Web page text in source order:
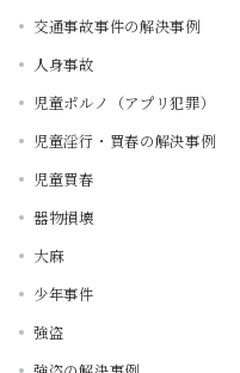
交通事故事件の解決事例
人身事故
児童ポルノ（アプリ犯罪）
児童淫行・買春の解決事例
児童買春
器物損壊
大麻
少年事件
強盗